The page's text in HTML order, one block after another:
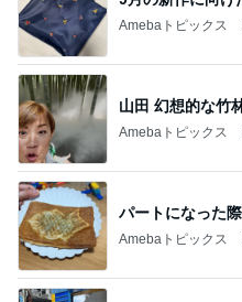
Amebaトピックス
山田 幻想的な竹
Amebaトピックス
パートになった
Amebaトピックス